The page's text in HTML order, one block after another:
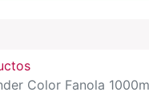
Color Fanola